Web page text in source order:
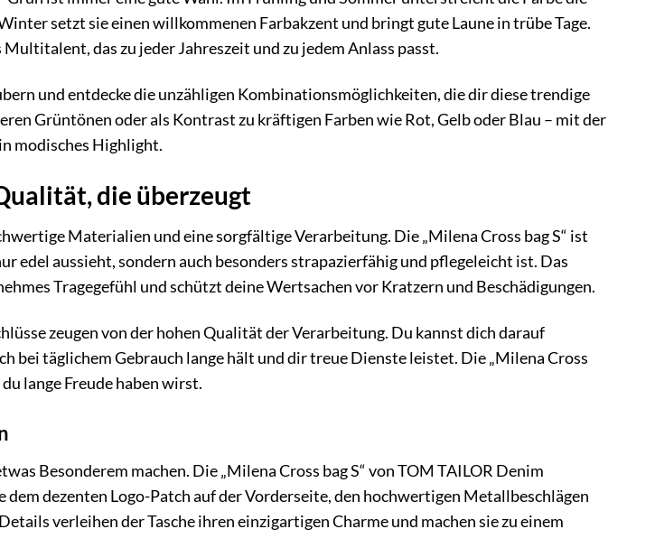
setzt sie einen willkommenen Farbakzent und bringt gute Laune in trübe Tage.
das zu jeder Jahreszeit und zu jedem Anlass passt.
und entdecke die unzähligen Kombinationsmöglichkeiten, die dir diese trendige
Grüntönen oder als Kontrast zu kräftigen Farben wie Rot, Gelb oder Blau – mit der
modisches Highlight.
die überzeugt
Materialien und eine sorgfältige Verarbeitung. Die „Milena Cross bag S“ ist
edel aussieht, sondern auch besonders strapazierfähig und pflegeleicht ist. Das
Tragegefühl und schützt deine Wertsachen vor Kratzern und Beschädigungen.
zeugen von der hohen Qualität der Verarbeitung. Du kannst dich darauf
bei täglichem Gebrauch lange hält und dir treue Dienste leistet. Die „Milena Cross
lange Freude haben wirst.
Besonderem machen. Die „Milena Cross bag S“ von TOM TAILOR Denim
dezenten Logo-Patch auf der Vorderseite, den hochwertigen Metallbeschlägen
verleihen der Tasche ihren einzigartigen Charme und machen sie zu einem